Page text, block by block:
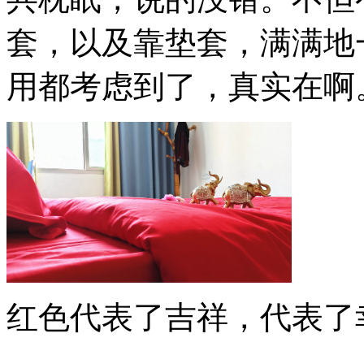
套，以及靠垫套，满满
用都考虑到了，真实在啊
红色代表了吉祥，代表